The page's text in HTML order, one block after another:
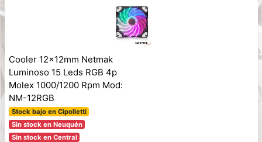
Cooler 12x12mm Netmak
Luminoso 15 Leds RGB 4p
Molex 1000/1200 Rpm Mod:
NM-12RGB
Stock bajo en Cipolletti
Sin stock en Neuquén
Sin stock en Central